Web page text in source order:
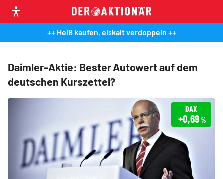
++ Heiß kaufen, eiskalt verdoppeln ++
Daimler-Aktie: Bester Autowert auf dem
deutschen Kurszettel?
DAX
+0,69%